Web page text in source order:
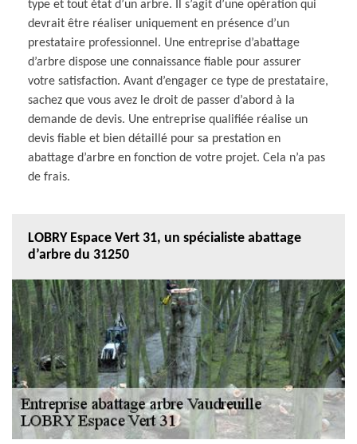
type et tout état d’un arbre. Il s’agit d’une opération qui
devrait être réaliser uniquement en présence d’un
prestataire professionnel. Une entreprise d’abattage
d’arbre dispose une connaissance fiable pour assurer
votre satisfaction. Avant d’engager ce type de prestataire,
sachez que vous avez le droit de passer d’abord à la
demande de devis. Une entreprise qualifiée réalise un
devis fiable et bien détaillé pour sa prestation en
abattage d’arbre en fonction de votre projet. Cela n’a pas
de frais.
LOBRY Espace Vert 31, un spécialiste abattage
d’arbre du 31250